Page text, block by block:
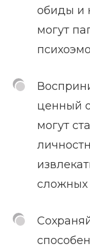
обиды и
могут
ценный
могут
сложных